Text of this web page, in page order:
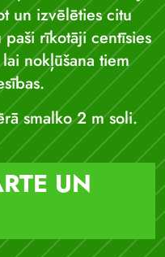
un izvēlēties citu
rīkotāji centīsies
nokļūšana tiem
smalko 2 m soli.
UN